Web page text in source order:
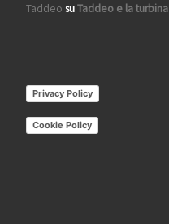
Taddeo suTaddeo e la turbina
Privacy Policy
Cookie Policy